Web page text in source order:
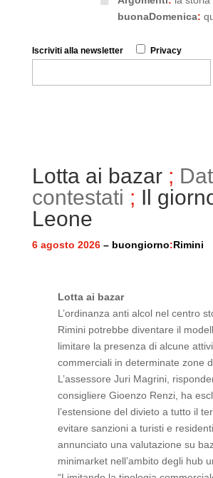
buonaDomenica:
Iscriviti alla newsletter Privacy
Lotta ai bazar;
contestati ; Il
Leone
6 agosto 2026– buongiorno:Rimini
Lotta ai bazar
L’ordinanza anti alcol nel centro
Rimini potrebbe diventare il
limitare la presenza di alcune
commerciali in determinate zone
L’assessore Juri Magrini,
consigliere Gioenzo Renzi, ha
l’estensione del divieto a tutto il
evitare sanzioni a turisti e
annunciato una valutazione su
minimarket nell’ambito degli hub